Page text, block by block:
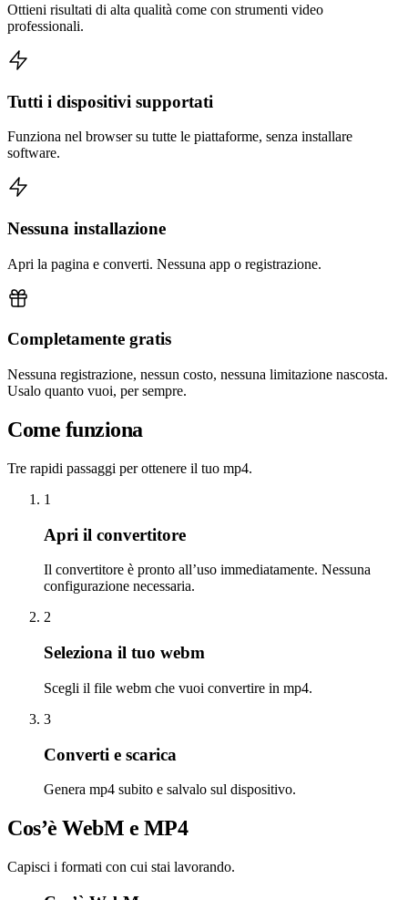
Ottieni risultati di alta qualità come con strumenti video
professionali.
Tutti i dispositivi supportati
Funziona nel browser su tutte le piattaforme, senza installare
software.
Nessuna installazione
Apri la pagina e converti. Nessuna app o registrazione.
Completamente gratis
Nessuna registrazione, nessun costo, nessuna limitazione nascosta.
Usalo quanto vuoi, per sempre.
Come funziona
Tre rapidi passaggi per ottenere il tuo mp4.
1
Apri il convertitore
Il convertitore è pronto all’uso immediatamente. Nessuna
configurazione necessaria.
2
Seleziona il tuo webm
Scegli il file webm che vuoi convertire in mp4.
3
Converti e scarica
Genera mp4 subito e salvalo sul dispositivo.
Cos’è WebM e MP4
Capisci i formati con cui stai lavorando.